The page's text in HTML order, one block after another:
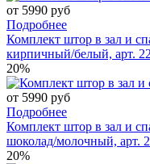
от 5990 руб
Подробнее
Комплект штор в зал и
кирпичный/белый, арт.
20%
от 5990 руб
Подробнее
Комплект штор в зал и
шоколад/молочный, арт.
20%